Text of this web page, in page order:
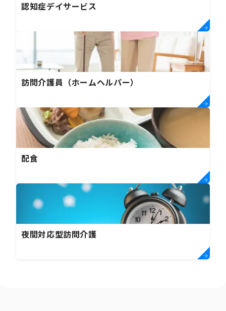
認知症デイサービス
訪問介護員（ホームヘルパー）
配食
夜間対応型訪問介護